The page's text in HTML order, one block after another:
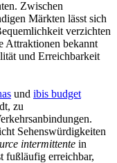
Zwischen
Märkten lässt sich
verzichten
Attraktionen bekannt
und Erreichbarkeit
und ibis budget
zu
Sehenswürdigkeiten
intermittente in
fußläufig erreichbar,